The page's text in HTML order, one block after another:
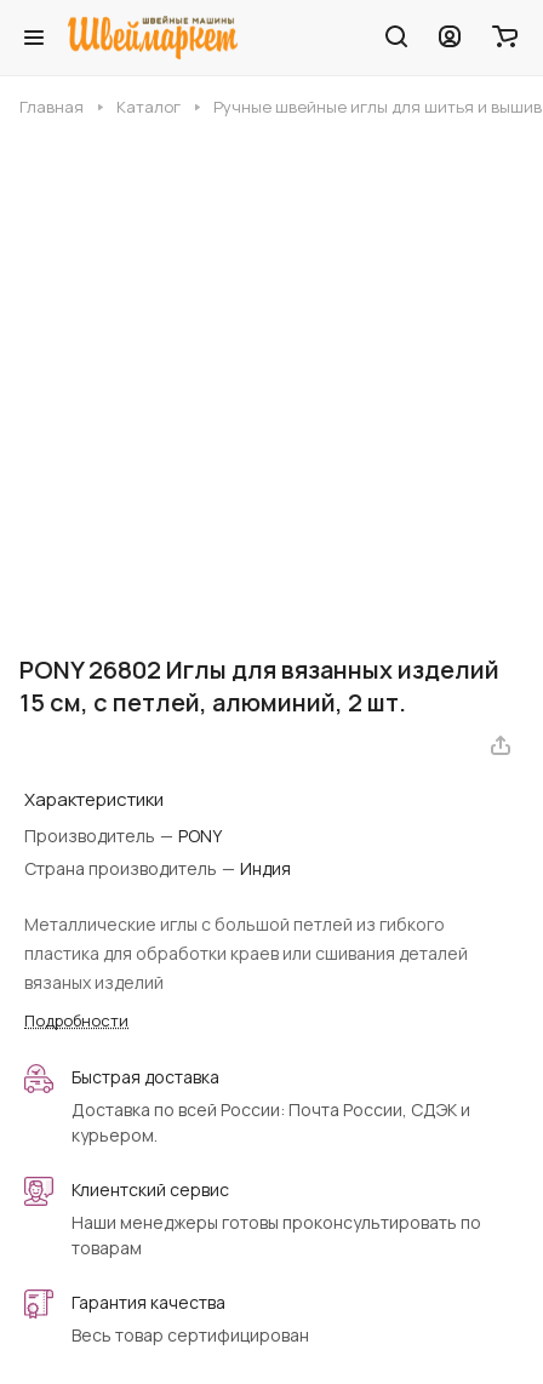
Главная Каталог Ручные швейные иглы для шитья и
PONY 26802 Иглы для вязанных изделий
15 см, с петлей, алюминий, 2 шт.
Характеристики
Производитель — PONY
Страна производитель — Индия
Металлические иглы с большой петлей из гибкого
пластика для обработки краев или сшивания деталей
вязаных изделий
Подробности
Быстрая доставка
Доставка по всей России: Почта России, СДЭК и
курьером.
Клиентский сервис
Наши менеджеры готовы проконсультировать по
товарам
Гарантия качества
Весь товар сертифицирован